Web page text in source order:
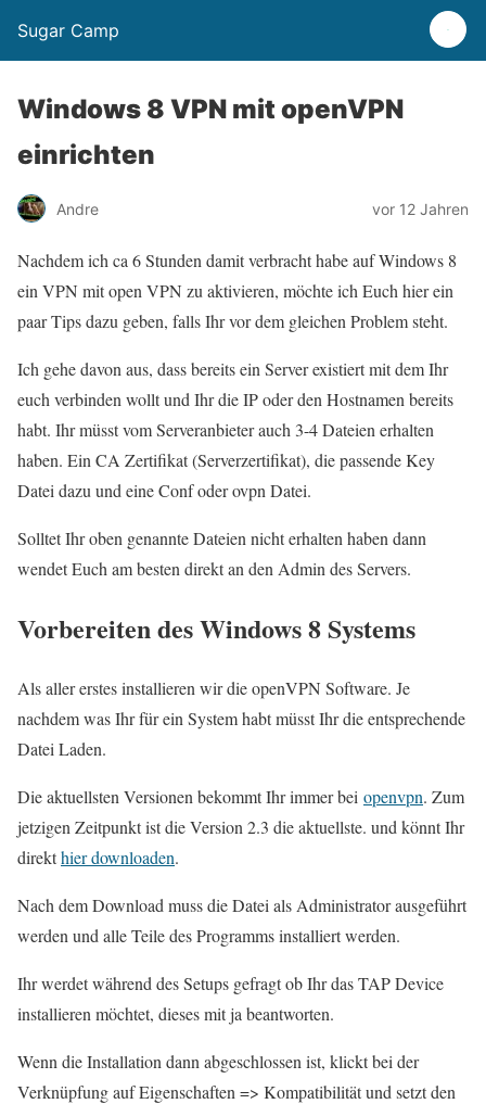
Sugar Camp
Windows 8 VPN mit openVPN
einrichten
Andre vor 12 Jahren
Nachdem ich ca 6 Stunden damit verbracht habe auf Windows 8
ein VPN mit open VPN zu aktivieren, möchte ich Euch hier ein
paar Tips dazu geben, falls Ihr vor dem gleichen Problem steht.
Ich gehe davon aus, dass bereits ein Server existiert mit dem Ihr
euch verbinden wollt und Ihr die IP oder den Hostnamen bereits
habt. Ihr müsst vom Serveranbieter auch 3-4 Dateien erhalten
haben. Ein CA Zertifikat (Serverzertifikat), die passende Key
Datei dazu und eine Conf oder ovpn Datei.
Solltet Ihr oben genannte Dateien nicht erhalten haben dann
wendet Euch am besten direkt an den Admin des Servers.
Vorbereiten des Windows 8 Systems
Als aller erstes installieren wir die openVPN Software. Je
nachdem was Ihr für ein System habt müsst Ihr die entsprechende
Datei Laden.
Die aktuellsten Versionen bekommt Ihr immer bei openvpn. Zum
jetzigen Zeitpunkt ist die Version 2.3 die aktuellste. und könnt Ihr
direkthier downloaden.
Nach dem Download muss die Datei als Administrator ausgeführt
werden und alle Teile des Programms installiert werden.
Ihr werdet während des Setups gefragt ob Ihr das TAP Device
installieren möchtet, dieses mit ja beantworten.
Wenn die Installation dann abgeschlossen ist, klickt bei der
Verknüpfung auf Eigenschaften => Kompatibilität und setzt den